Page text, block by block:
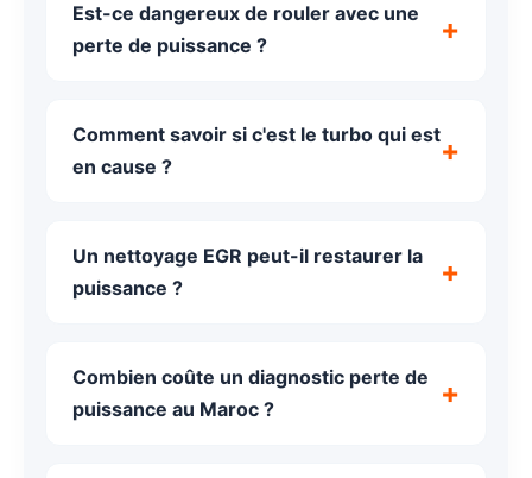
Est-ce dangereux de rouler avec une
perte de puissance ?
Comment savoir si c'est le turbo qui est
en cause ?
Un nettoyage EGR peut-il restaurer la
puissance ?
Combien coûte un diagnostic perte de
puissance au Maroc ?